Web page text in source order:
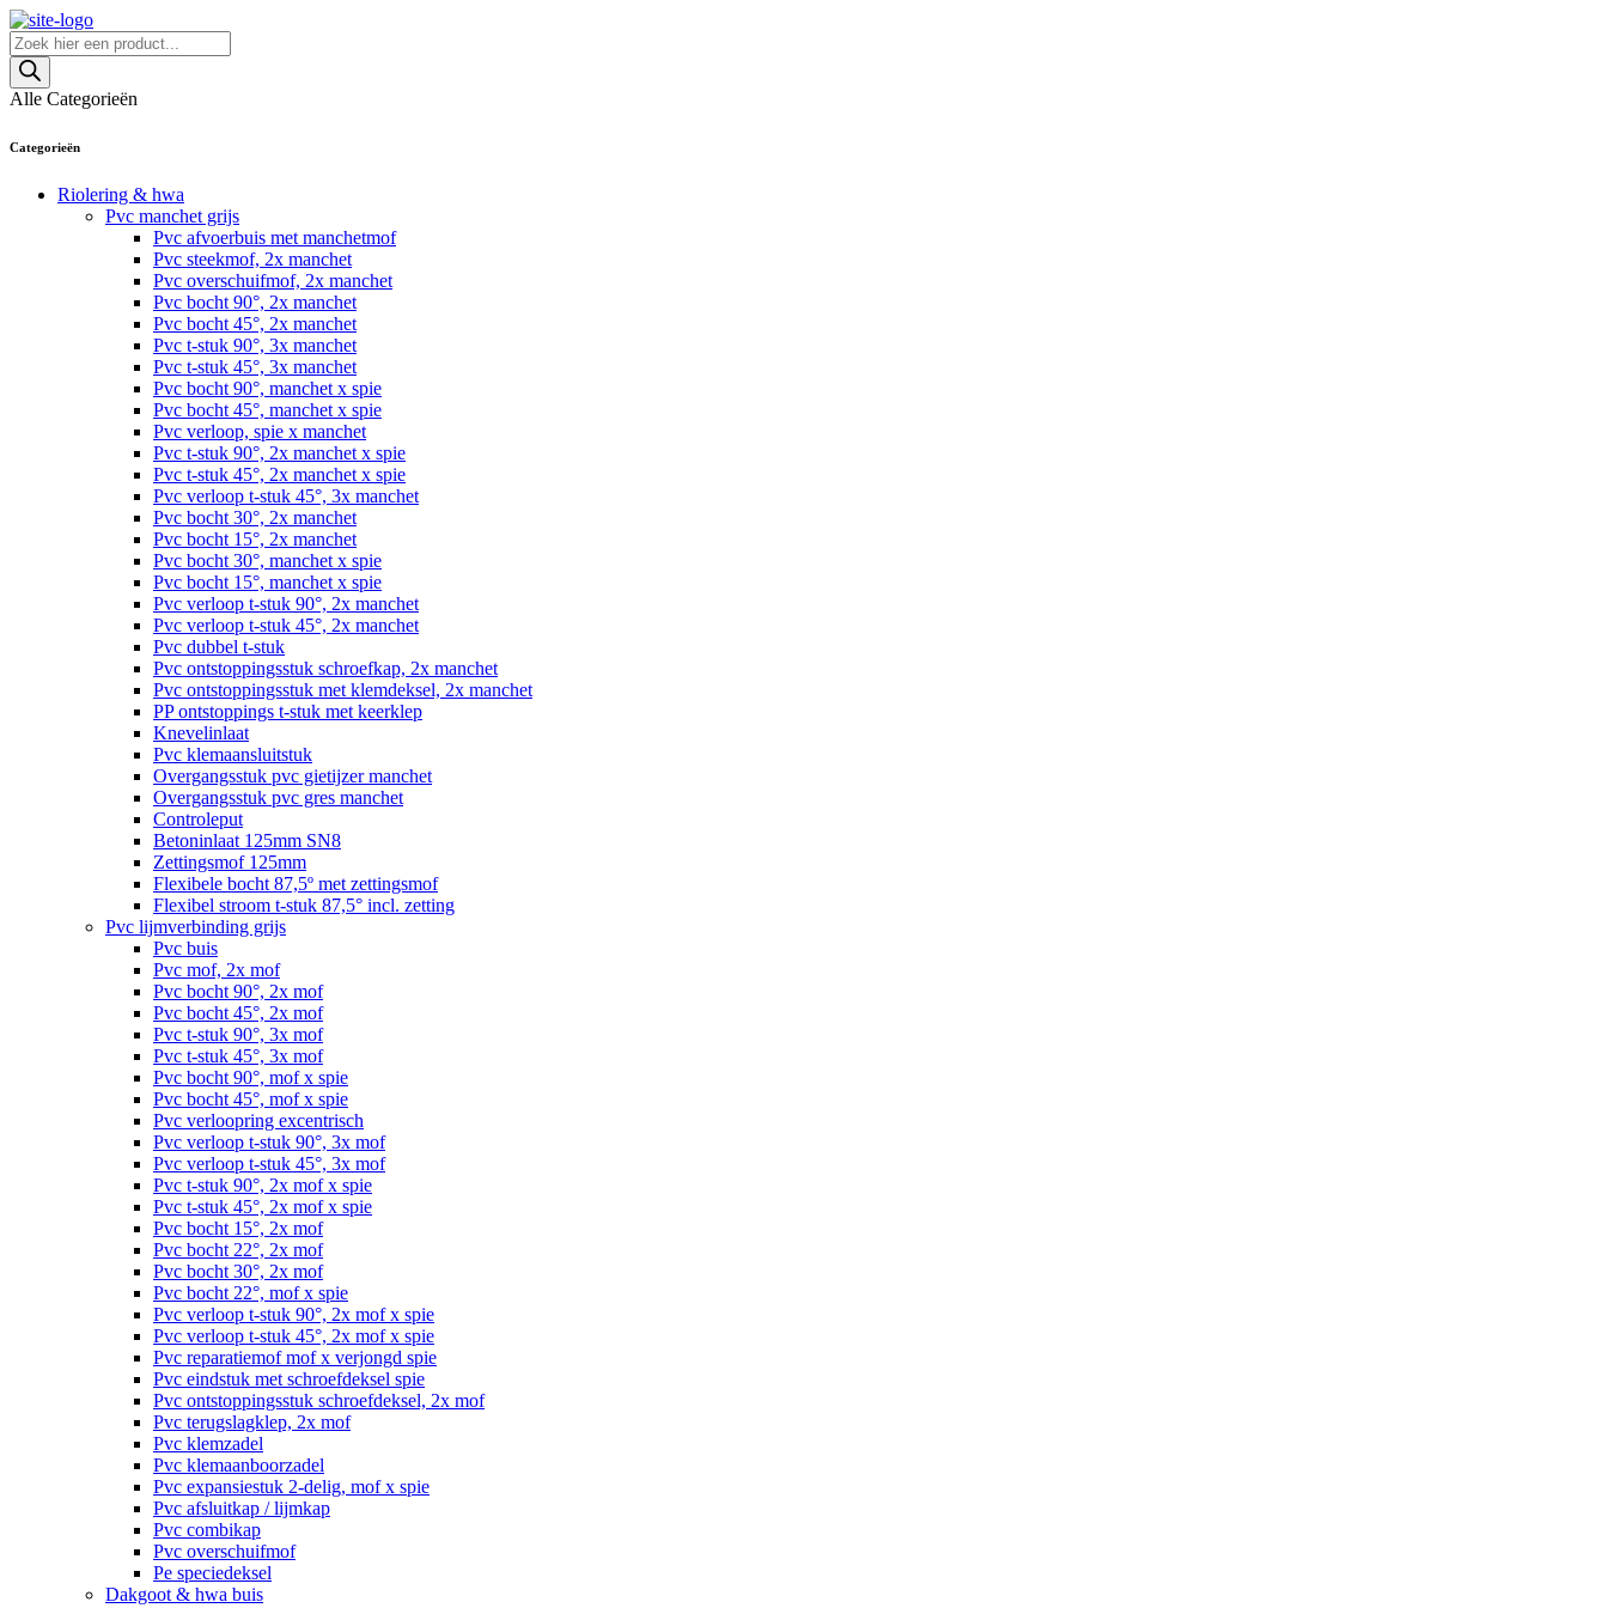
Skip
to
content
Producten
zoeken
Alle Categorieën
Categorieën
Riolering & hwa
Pvc manchet grijs
Pvc afvoerbuis met manchetmof
Pvc steekmof, 2x manchet
Pvc overschuifmof, 2x manchet
Pvc bocht 90°, 2x manchet
Pvc bocht 45°, 2x manchet
Pvc t-stuk 90°, 3x manchet
Pvc t-stuk 45°, 3x manchet
Pvc bocht 90°, manchet x spie
Pvc bocht 45°, manchet x spie
Pvc verloop, spie x manchet
Pvc t-stuk 90°, 2x manchet x spie
Pvc t-stuk 45°, 2x manchet x spie
Pvc verloop t-stuk 45°, 3x manchet
Pvc bocht 30°, 2x manchet
Pvc bocht 15°, 2x manchet
Pvc bocht 30°, manchet x spie
Pvc bocht 15°, manchet x spie
Pvc verloop t-stuk 90°, 2x manchet
Pvc verloop t-stuk 45°, 2x manchet
Pvc dubbel t-stuk
Pvc ontstoppingsstuk schroefkap, 2x manchet
Pvc ontstoppingsstuk met klemdeksel, 2x manchet
PP ontstoppings t-stuk met keerklep
Knevelinlaat
Pvc klemaansluitstuk
Overgangsstuk pvc gietijzer manchet
Overgangsstuk pvc gres manchet
Controleput
Betoninlaat 125mm SN8
Zettingsmof 125mm
Flexibele bocht 87,5º met zettingsmof
Flexibel stroom t-stuk 87,5° incl. zetting
Pvc lijmverbinding grijs
Pvc buis
Pvc mof, 2x mof
Pvc bocht 90°, 2x mof
Pvc bocht 45°, 2x mof
Pvc t-stuk 90°, 3x mof
Pvc t-stuk 45°, 3x mof
Pvc bocht 90°, mof x spie
Pvc bocht 45°, mof x spie
Pvc verloopring excentrisch
Pvc verloop t-stuk 90°, 3x mof
Pvc verloop t-stuk 45°, 3x mof
Pvc t-stuk 90°, 2x mof x spie
Pvc t-stuk 45°, 2x mof x spie
Pvc bocht 15°, 2x mof
Pvc bocht 22°, 2x mof
Pvc bocht 30°, 2x mof
Pvc bocht 22°, mof x spie
Pvc verloop t-stuk 90°, 2x mof x spie
Pvc verloop t-stuk 45°, 2x mof x spie
Pvc reparatiemof mof x verjongd spie
Pvc eindstuk met schroefdeksel spie
Pvc ontstoppingsstuk schroefdeksel, 2x mof
Pvc terugslagklep, 2x mof
Pvc klemzadel
Pvc klemaanboorzadel
Pvc expansiestuk 2-delig, mof x spie
Pvc afsluitkap / lijmkap
Pvc combikap
Pvc overschuifmof
Pe speciedeksel
Dakgoot & hwa buis